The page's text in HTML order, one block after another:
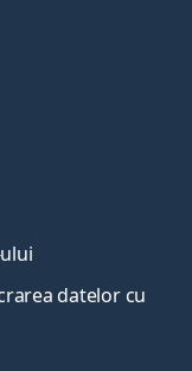
datelor cu